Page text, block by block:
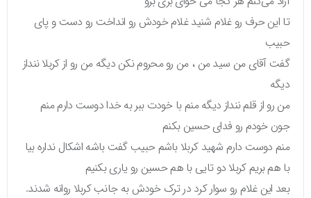
تا این حرف رو غلام شنید غلام خودش رو انداخت رو دست و پای
حبیب
گفت آقای من سید من ، من رو محروم نکن دیگه من رو از کربلا ننداز
دیگه
من رو از قلم ننداز دیگه منم با خودت ببر به خدا دوست دارم منم
جون خودم رو فدای حسین بکنم
منم دوست دارم شهید کربلا باشم حبیب گفت باشه اشکال نداره بیا
با هم بریم کربلا دو تایی با هم حسین رو یاری بکنیم
بعد این غلام رو سوار کرد در ترک خودش به جانب کربلا روانه شدند.